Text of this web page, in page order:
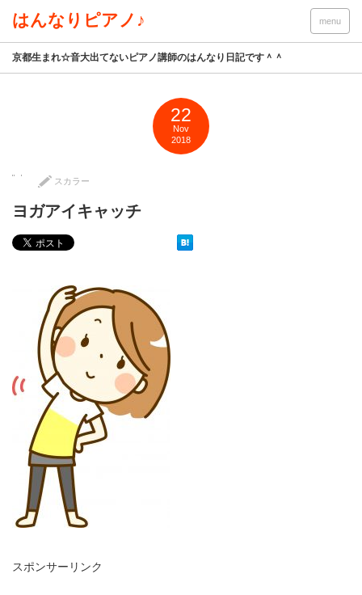
はんなりピアノ♪ menu
京都生まれ☆音大出てないピアノ講師のはんなり日記です＾＾
22
Nov
2018
スカラー
ヨガアイキャッチ
スポンサーリンク